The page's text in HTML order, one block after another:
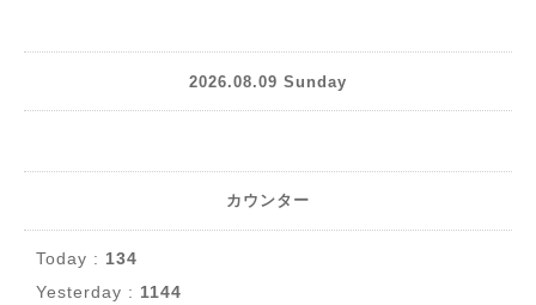
2026.08.09 Sunday
カウンター
Today : 134
Yesterday : 1144